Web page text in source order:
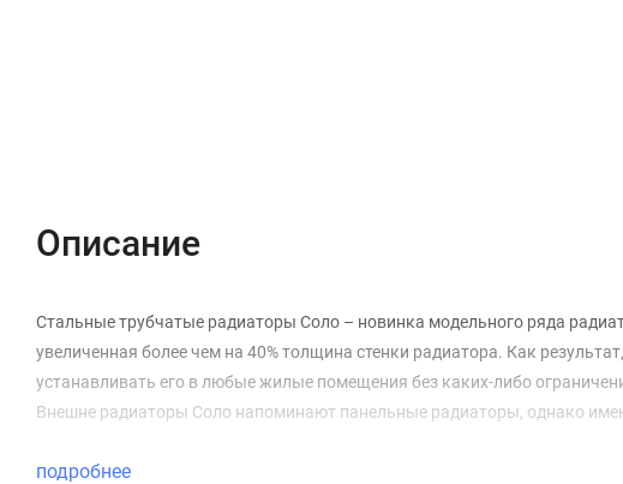
Описание
Стальные трубчатые радиаторы Соло – новинка модельного ряда
увеличенная более чем на 40% толщина стенки радиатора. Как
устанавливать его в любые жилые помещения без каких-либо
Внешне радиаторы Соло напоминают панельные радиаторы, однако
подробнее